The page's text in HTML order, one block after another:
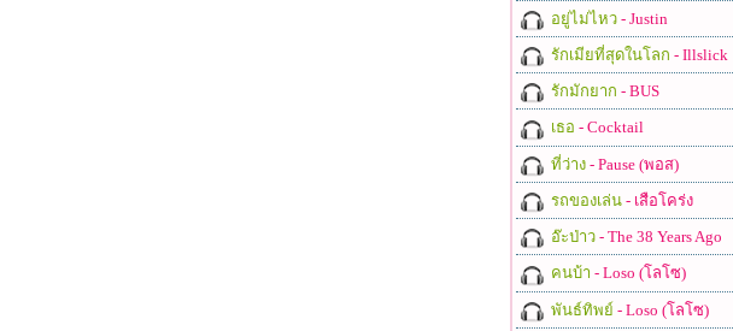
อยู่ไม่ไหว- Justin
รักเมียที่สุดในโลก - Illslick
รักมักยาก - BUS
เธอ - Cocktail
ที่ว่าง- Pause (พอส)
รถของเล่น- เสือโคร่ง
อ๊ะป่าว- The 38 Years Ago
คนบ้า - Loso (โลโซ)
พันธ์ทิพย์ - Loso (โลโซ)